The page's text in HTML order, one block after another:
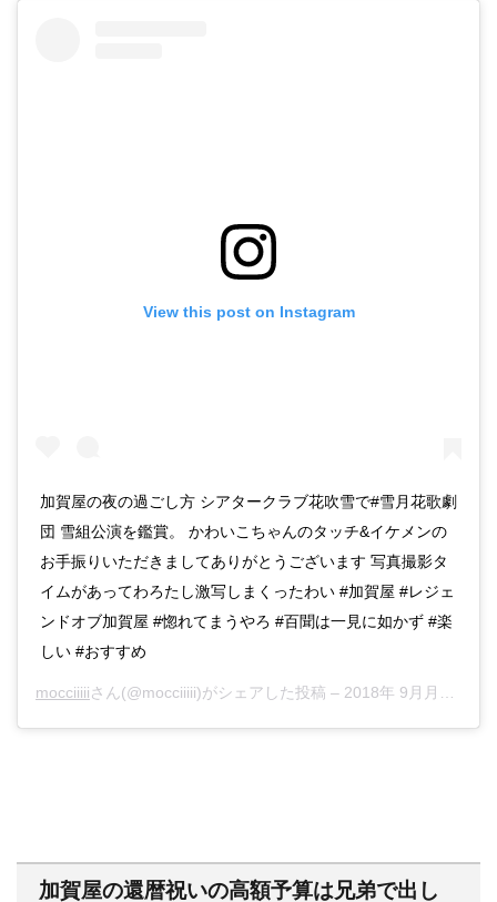
View this post on Instagram
加賀屋の夜の過ごし方 シアタークラブ花吹雪で#雪月花歌劇
団 雪組公演を鑑賞。 かわいこちゃんのタッチ&イケメンの
お手振りいただきましてありがとうございます 写真撮影タ
イムがあってわろたし激写しまくったわい #加賀屋 #レジェ
ンドオブ加賀屋 #惚れてまうやろ #百聞は一見に如かず #楽
しい #おすすめ
mocciiiiiさん(@mocciiiii)がシェアした投稿 – 2018年 9月月26日午前8時25分PDT
加賀屋の還暦祝いの高額予算は兄弟で出し